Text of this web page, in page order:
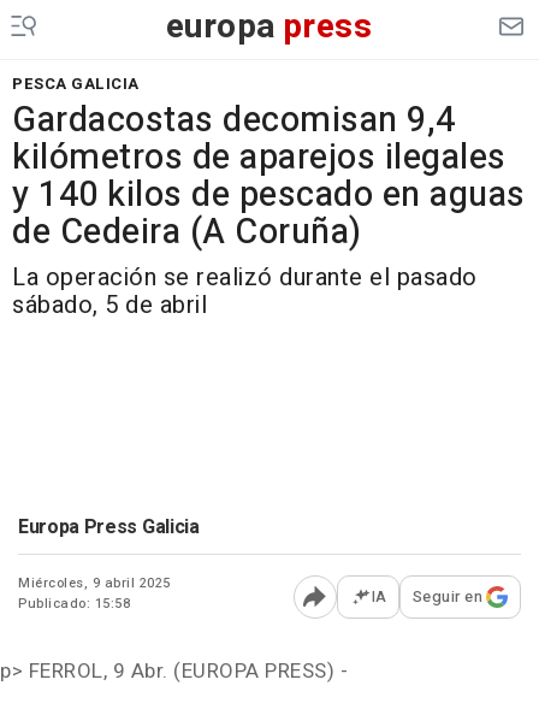
europa press
PESCA GALICIA
Gardacostas decomisan 9,4
kilómetros de aparejos ilegales
y 140 kilos de pescado en aguas
de Cedeira (A Coruña)
La operación se realizó durante el pasado
sábado, 5 de abril
Europa Press Galicia
Miércoles, 9 abril 2025
Publicado: 15:58
Abrir opciones para
IA Seguir en
p> FERROL, 9 Abr. (EUROPA PRESS) -